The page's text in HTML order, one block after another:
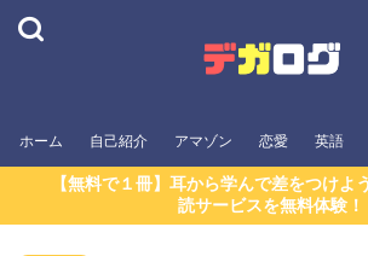
ホーム 自己紹介 アマゾン 恋愛 英語
【無料で１冊】耳から学んで差をつけよ
読サービスを無料体験！